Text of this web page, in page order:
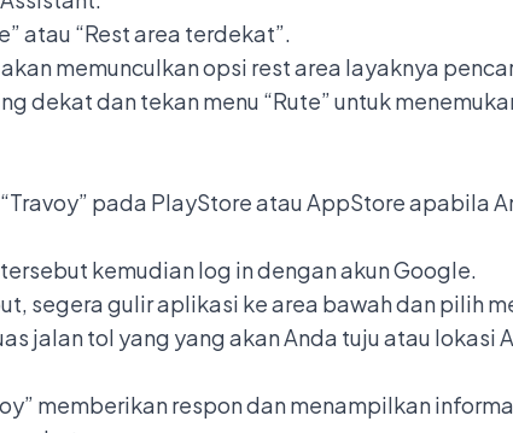
atau “Rest area terdekat”.
memunculkan opsi rest area layaknya
dekat dan tekan menu “Rute” untuk
pada PlayStore atau AppStore apabila
kemudian log in dengan akun Google.
segera gulir aplikasi ke area bawah dan pilih
jalan tol yang yang akan Anda tuju atau lokasi
memberikan respon dan menampilkan